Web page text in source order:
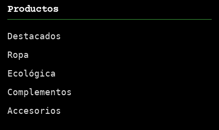
Productos
Destacados
Ropa
Ecológica
Complementos
Accesorios